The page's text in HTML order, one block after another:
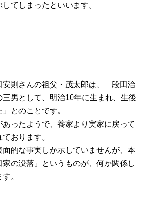
てしまったといいます。
安則さんの祖父・茂太郎は、「段田治
男として、明治10年に生まれ、生後
とのことです。
ったようで、養家より実家に戻って
おります。
面的な事実しか示していませんが、本
の没落」というものが、何か関係し
。